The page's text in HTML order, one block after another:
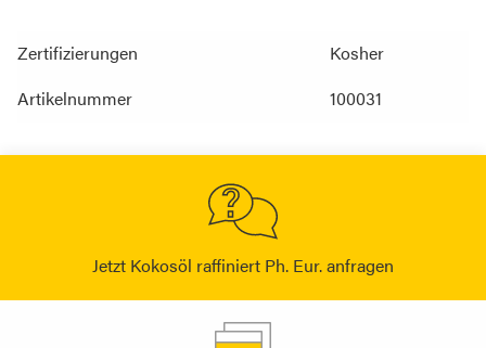
Zertifizierungen
Kosher
Artikelnummer
100031
Jetzt Kokosöl raffiniert Ph. Eur. anfragen